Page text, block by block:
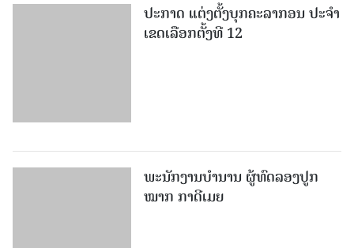
ປະກາດ ແຕ່ງຕັ້ງບຸກຄະລາກອນ ປະຈໍາ
ເຂດເລືອກຕັ້ງທີ 12
ພະ​ນັກ​ງານ​ບຳ​ນານ ​ຜູ້​ທົດລອງປູກ
ໝາກ ກາດີເມຍ